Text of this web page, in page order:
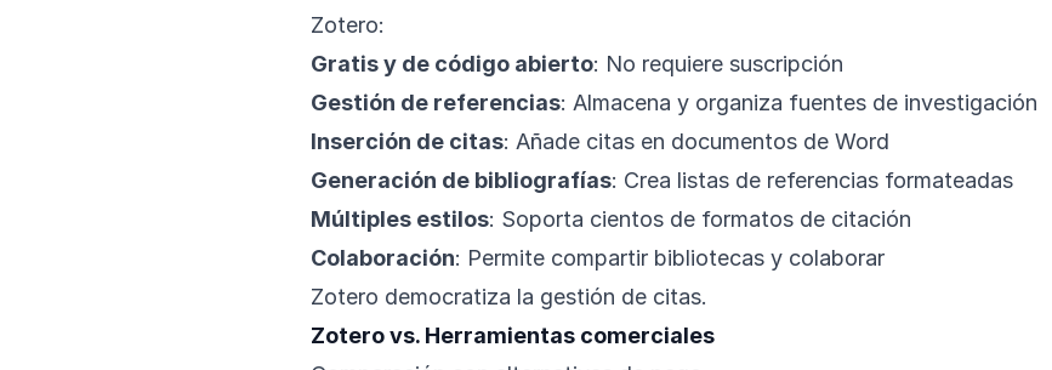
Zotero:
Gratis y de código abierto: No requiere suscripción
Gestión de referencias: Almacena y organiza fuentes de investigación
Inserción de citas: Añade citas en documentos de Word
Generación de bibliografías: Crea listas de referencias formateadas
Múltiples estilos: Soporta cientos de formatos de citación
Colaboración: Permite compartir bibliotecas y colaborar
Zotero democratiza la gestión de citas.
Zotero vs. Herramientas comerciales